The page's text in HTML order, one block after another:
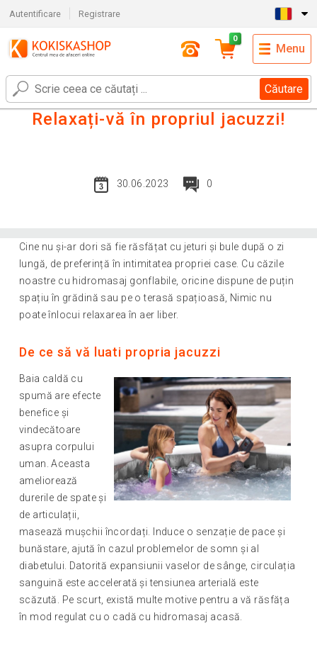
Autentificare Registrare
Căutare
0
Menu
Relaxați-vă în propriul jacuzzi!
30.06.2023 0
Cine nu și-ar dori să fie răsfățat cu jeturi și bule după o zi
lungă, de preferință în intimitatea propriei case. Cu căzile
noastre cu hidromasaj gonflabile, oricine dispune de puțin
spațiu în grădină sau pe o terasă spațioasă, Nimic nu
poate înlocui relaxarea în aer liber.
De ce să vă luati propria jacuzzi
Baia caldă cu
spumă are efecte
benefice și
vindecătoare
asupra corpului
uman. Aceasta
ameliorează
durerile de spate și
de articulații,
masează mușchii încordați. Induce o senzație de pace și
bunăstare, ajută în cazul problemelor de somn și al
diabetului. Datorită expansiunii vaselor de sânge, circulația
sanguină este accelerată și tensiunea arterială este
scăzută. Pe scurt, există multe motive pentru a vă răsfăța
în mod regulat cu o cadă cu hidromasaj acasă.